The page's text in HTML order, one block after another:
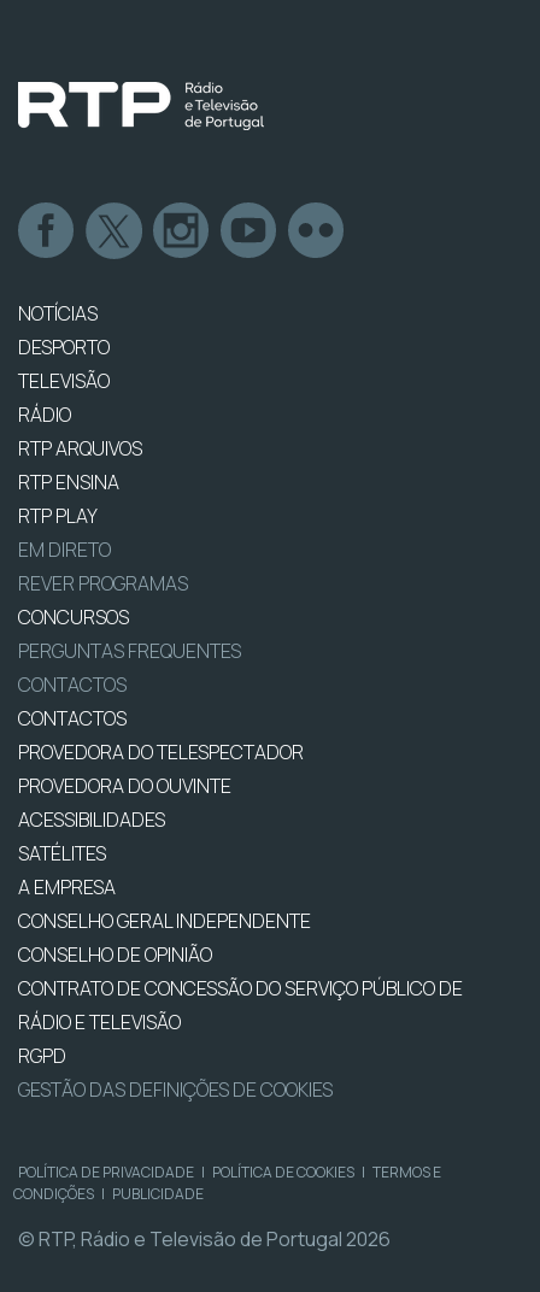
NOTÍCIAS
DESPORTO
TELEVISÃO
RÁDIO
RTP ARQUIVOS
RTP ENSINA
RTP PLAY
EM DIRETO
REVER PROGRAMAS
CONCURSOS
PERGUNTAS FREQUENTES
CONTACTOS
CONTACTOS
PROVEDORA DO TELESPECTADOR
PROVEDORA DO OUVINTE
ACESSIBILIDADES
SATÉLITES
A EMPRESA
CONSELHO GERAL INDEPENDENTE
CONSELHO DE OPINIÃO
CONTRATO DE CONCESSÃO DO SERVIÇO PÚBLICO DE
RÁDIO E TELEVISÃO
RGPD
GESTÃO DAS DEFINIÇÕES DE COOKIES
POLÍTICA DE PRIVACIDADE | POLÍTICA DE COOKIES | TERMOS E
CONDIÇÕES | PUBLICIDADE
© RTP, Rádio e Televisão de Portugal 2026